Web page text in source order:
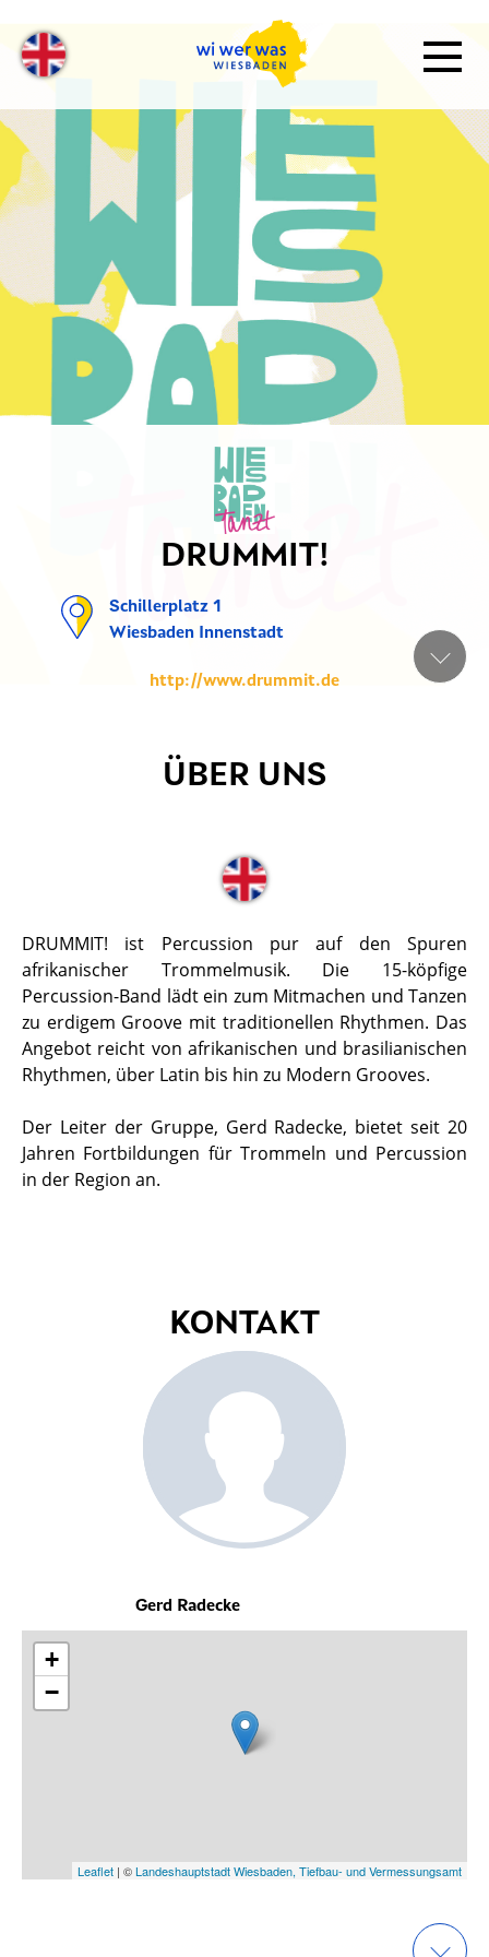
DRUMMIT!
Schillerplatz 1
Wiesbaden Innenstadt
http://www.drummit.de
ÜBER UNS
DRUMMIT! ist Percussion pur auf den Spuren
afrikanischer Trommelmusik. Die 15-köpfige
Percussion-Band lädt ein zum Mitmachen und Tanzen
zu erdigem Groove mit traditionellen Rhythmen. Das
Angebot reicht von afrikanischen und brasilianischen
Rhythmen, über Latin bis hin zu Modern Grooves.
Der Leiter der Gruppe, Gerd Radecke, bietet seit 20
Jahren Fortbildungen für Trommeln und Percussion
in der Region an.
KONTAKT
Gerd Radecke
+
−
Leaflet | ©Landeshauptstadt Wiesbaden, Tiefbau- und Vermessungsamt